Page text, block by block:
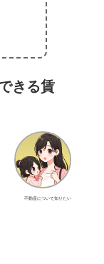
きる賃
不動産について知りたい